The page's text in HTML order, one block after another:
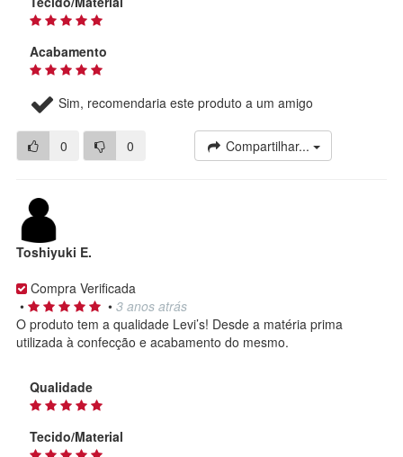
Acabamento
Sim, recomendaria este produto a um amigo
0 0 Compartilhar...
Toshiyuki E.
Compra Verificada
•
• 3 anos atrás
O produto tem a qualidade Levi’s! Desde a matéria prima
utilizada à confecção e acabamento do mesmo.
Qualidade
Tecido/Material